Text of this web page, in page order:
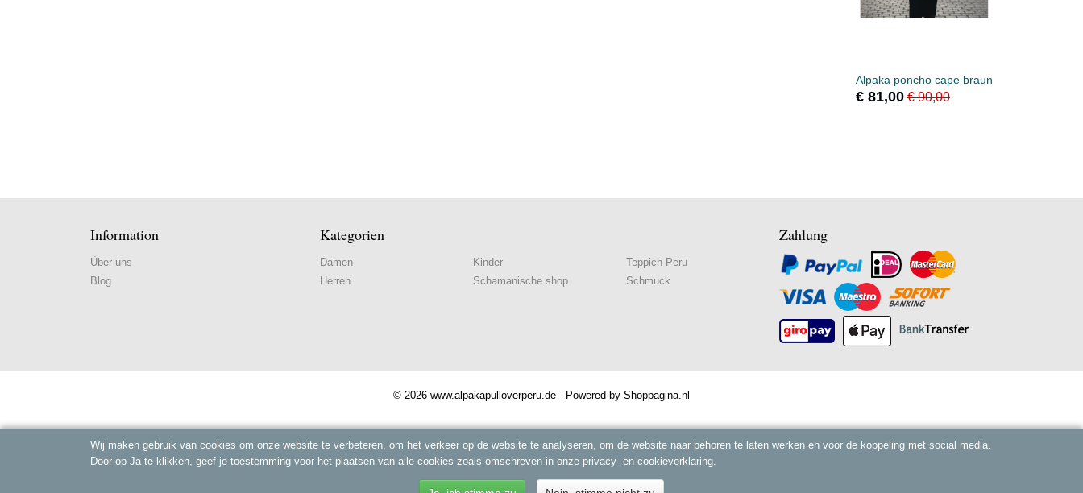
Alpaka poncho cape braun
€ 81,00 € 90,00
Information
Über uns
Blog
Kategorien
Damen
Herren
Kinder
Schamanische shop
Teppich Peru
Schmuck
Zahlung
© 2026 www.alpakapulloverperu.de - Powered by Shoppagina.nl
Wij maken gebruik van cookies om onze website te verbeteren, om het verkeer op de website te analyseren, om de website naar behoren te laten werken en voor de koppeling met social media.
Door op Ja te klikken, geef je toestemming voor het plaatsen van alle cookies zoals omschreven in onze privacy- en cookieverklaring.